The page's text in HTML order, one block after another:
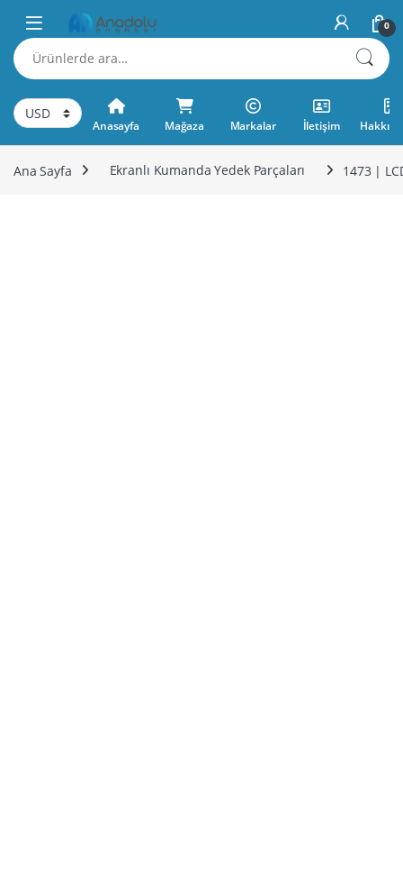
Skip to navigation
Skip to content
0
Ara:
Anasayfa Mağaza Markalar İletişim
Ana Sayfa Ekranlı Kumanda Yedek Parçaları 1473 |